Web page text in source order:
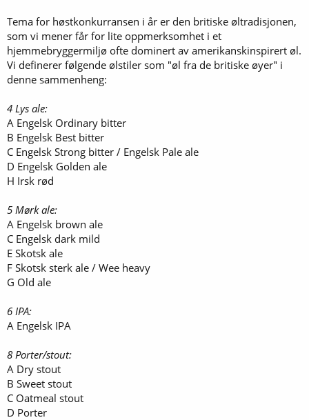
Tema for høstkonkurransen i år er den britiske øltradisjonen,
som vi mener får for lite oppmerksomhet i et
hjemmebryggermiljø ofte dominert av amerikanskinspirert øl.
Vi definerer følgende ølstiler som "øl fra de britiske øyer" i
denne sammenheng:
4 Lys ale:
A Engelsk Ordinary bitter
B Engelsk Best bitter
C Engelsk Strong bitter / Engelsk Pale ale
D Engelsk Golden ale
H Irsk rød
5 Mørk ale:
A Engelsk brown ale
C Engelsk dark mild
E Skotsk ale
F Skotsk sterk ale / Wee heavy
G Old ale
6 IPA:
A Engelsk IPA
8 Porter/stout:
A Dry stout
B Sweet stout
C Oatmeal stout
D Porter